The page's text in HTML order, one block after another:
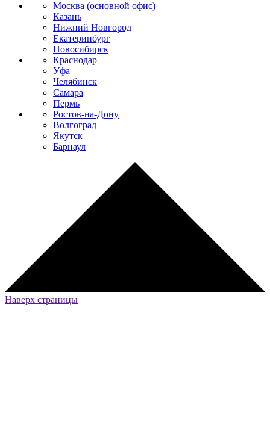
Москва (основной офис)
Казань
Нижний Новгород
Екатеринбург
Новосибирск
Краснодар
Уфа
Челябинск
Самара
Пермь
Ростов-на-Дону
Волгоград
Якутск
Барнаул
Наверх страницы